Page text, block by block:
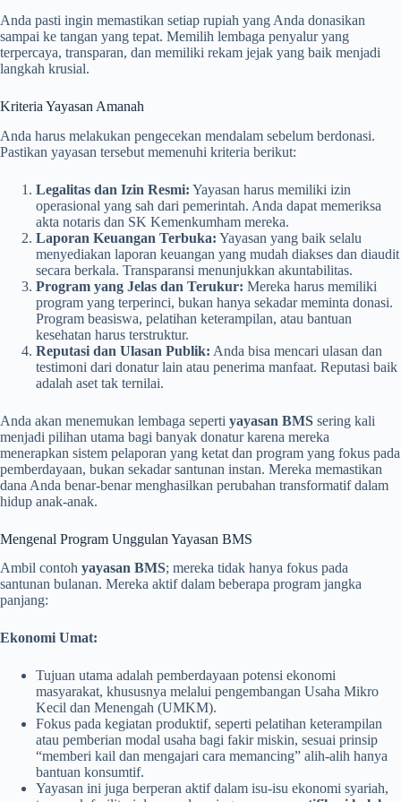
Anda pasti ingin memastikan setiap rupiah yang Anda donasikan
sampai ke tangan yang tepat. Memilih lembaga penyalur yang
terpercaya, transparan, dan memiliki rekam jejak yang baik menjadi
langkah krusial.
Kriteria Yayasan Amanah
Anda harus melakukan pengecekan mendalam sebelum berdonasi.
Pastikan yayasan tersebut memenuhi kriteria berikut:
Legalitas dan Izin Resmi: Yayasan harus memiliki izin
operasional yang sah dari pemerintah. Anda dapat memeriksa
akta notaris dan SK Kemenkumham mereka.
Laporan Keuangan Terbuka: Yayasan yang baik selalu
menyediakan laporan keuangan yang mudah diakses dan diaudit
secara berkala. Transparansi menunjukkan akuntabilitas.
Program yang Jelas dan Terukur: Mereka harus memiliki
program yang terperinci, bukan hanya sekadar meminta donasi.
Program beasiswa, pelatihan keterampilan, atau bantuan
kesehatan harus terstruktur.
Reputasi dan Ulasan Publik: Anda bisa mencari ulasan dan
testimoni dari donatur lain atau penerima manfaat. Reputasi baik
adalah aset tak ternilai.
Anda akan menemukan lembaga seperti yayasan BMS sering kali
menjadi pilihan utama bagi banyak donatur karena mereka
menerapkan sistem pelaporan yang ketat dan program yang fokus pada
pemberdayaan, bukan sekadar santunan instan. Mereka memastikan
dana Anda benar-benar menghasilkan perubahan transformatif dalam
hidup anak-anak.
Mengenal Program Unggulan Yayasan BMS
Ambil contoh yayasan BMS; mereka tidak hanya fokus pada
santunan bulanan. Mereka aktif dalam beberapa program jangka
panjang:
Ekonomi Umat:
Tujuan utama adalah pemberdayaan potensi ekonomi
masyarakat, khususnya melalui pengembangan Usaha Mikro
Kecil dan Menengah (UMKM).
Fokus pada kegiatan produktif, seperti pelatihan keterampilan
atau pemberian modal usaha bagi fakir miskin, sesuai prinsip
“memberi kail dan mengajari cara memancing” alih-alih hanya
bantuan konsumtif.
Yayasan ini juga berperan aktif dalam isu-isu ekonomi syariah,